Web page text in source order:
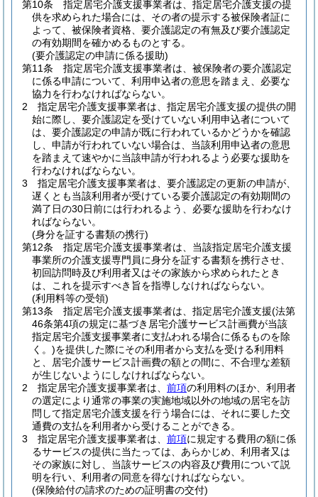
第10条
指定居宅介護支援事業者は、指定居宅介護支援の提
供を求められた場合には、その者の提示する被保険者証に
よって、被保険者資格、要介護認定の有無及び要介護認定
の有効期間を確かめるものとする。
(要介護認定の申請に係る援助)
第11条
指定居宅介護支援事業者は、被保険者の要介護認定
に係る申請について、利用申込者の意思を踏まえ、必要な
協力を行わなければならない。
2
指定居宅介護支援事業者は、指定居宅介護支援の提供の開
始に際し、要介護認定を受けていない利用申込者について
は、要介護認定の申請が既に行われているかどうかを確認
し、申請が行われていない場合は、当該利用申込者の意思
を踏まえて速やかに当該申請が行われるよう必要な援助を
行わなければならない。
3
指定居宅介護支援事業者は、要介護認定の更新の申請が、
遅くとも当該利用者が受けている要介護認定の有効期間の
満了日の30日前には行われるよう、必要な援助を行わなけ
ればならない。
(身分を証する書類の携行)
第12条
指定居宅介護支援事業者は、当該指定居宅介護支援
事業所の介護支援専門員に身分を証する書類を携行させ、
初回訪問時及び利用者又はその家族から求められたとき
は、これを提示すべき旨を指導しなければならない。
(利用料等の受領)
第13条
指定居宅介護支援事業者は、指定居宅介護支援(法第
46条第4項の規定に基づき居宅介護サービス計画費が当該
指定居宅介護支援事業者に支払われる場合に係るものを除
く。)を提供した際にその利用者から支払を受ける利用料
と、居宅介護サービス計画費の額との間に、不合理な差額
が生じないようにしなければならない。
2
指定居宅介護支援事業者は、 前項の利用料のほか、利用者
の選定により通常の事業の実施地域以外の地域の居宅を訪
問して指定居宅介護支援を行う場合には、それに要した交
通費の支払を利用者から受けることができる。
3
指定居宅介護支援事業者は、 前項に規定する費用の額に係
るサービスの提供に当たっては、あらかじめ、利用者又は
その家族に対し、当該サービスの内容及び費用について説
明を行い、利用者の同意を得なければならない。
(保険給付の請求のための証明書の交付)